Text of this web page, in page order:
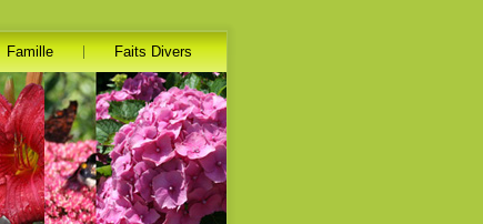
Famille Faits Divers